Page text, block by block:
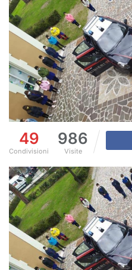
49
Condivisioni
986
Visite